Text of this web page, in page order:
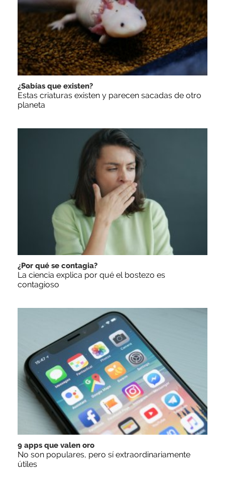
¿Sabías que existen?
Estas criaturas existen y parecen sacadas de otro
planeta
¿Por qué se contagia?
La ciencia explica por qué el bostezo es
contagioso
9 apps que valen oro
No son populares, pero sí extraordinariamente
útiles